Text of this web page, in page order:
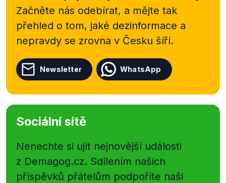
Začněte nás odebírat, a mějte tak
přehled o tom, jaké dezinformace a
nepravdy se zrovna v Česku šíří.
Newsletter WhatsApp
Sociální sítě
Nenechte si ujít nejnovější události
z Demagog.cz. Sdílením našich
příspěvků přátelům podpoříte naši